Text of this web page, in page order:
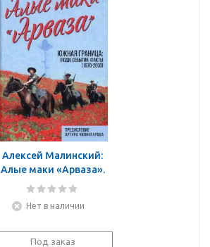
Алексей Малинский:
Алые маки «Арваза».
Южная граница
Нет в наличии
Под заказ